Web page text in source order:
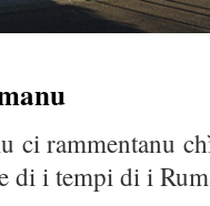
ci rammentanu
di i tempi di i